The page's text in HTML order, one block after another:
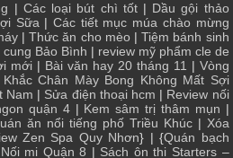
| Các loại bút chì tốt| Dầu gội thảo
Sữa| Các tiết mục múa chào mừng
|Thức ăn cho mèo|Tiệm bánh sinh
Bảo Bình | review mỹ phẩm cle de
mới| Bài văn hay 20 tháng 11 | Vòng
Chân Mày Bong Không Mất Sợi
Nam | Sửa điện thoại hcm | Review nối
quận 4| Kem sâm trị thâm mụn |
ăn nổi tiếng phố Triều Khúc| Xóa
Zen Spa Quy Nhơn} | {Quán bạch
Nối mi Quận 8 | Sách ôn thi Starters –